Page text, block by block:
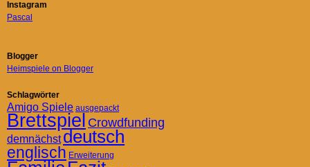
Instagram
Pascal
Blogger
Heimspiele on Blogger
Schlagwörter
Amigo Spiele ausgepackt
Brettspiel Crowdfunding
demnächst deutsch
englisch Erweiterung